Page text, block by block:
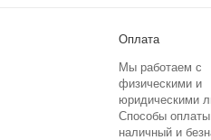
Оплата
Мы работаем с
физическими и
юридическими
Способы
наличный и